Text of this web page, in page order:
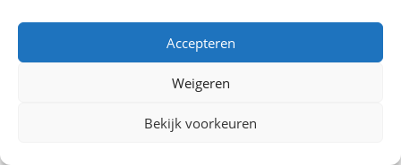
Accepteren
Weigeren
Bekijk voorkeuren